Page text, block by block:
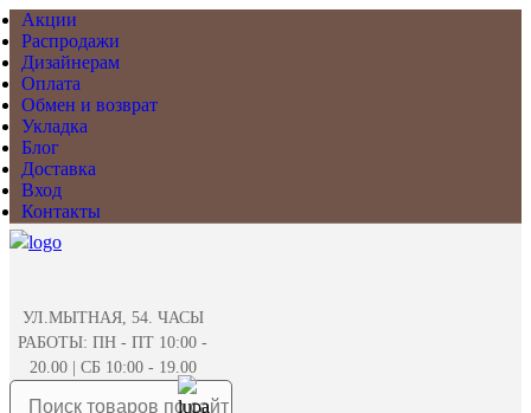
Акции
Распродажи
Дизайнерам
Оплата
Обмен и возврат
Укладка
Блог
Доставка
Вход
Контакты
УЛ.МЫТНАЯ, 54. ЧАСЫ
РАБОТЫ: ПН - ПТ 10:00 -
20.00 | СБ 10:00 - 19.00